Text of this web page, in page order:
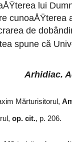
lui
cunoaÅŸterea
de
spune că
Arhidiac.
Mărturisitorul,
op. cit., p. 206.